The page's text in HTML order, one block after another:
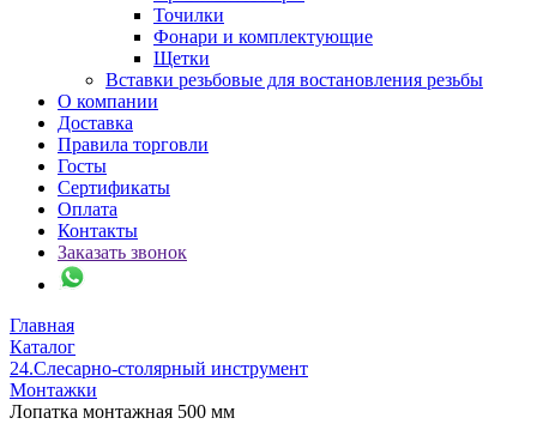
Точилки
Фонари и комплектующие
Щетки
Вставки резьбовые для востановления резьбы
О компании
Доставка
Правила торговли
Госты
Сертификаты
Оплата
Контакты
Заказать звонок
Главная
Каталог
24.Слесарно-столярный инструмент
Монтажки
Лопатка монтажная 500 мм